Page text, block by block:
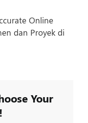
Online
dan Proyek di
Your